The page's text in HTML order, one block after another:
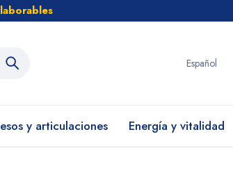
Español
y articulaciones Energía y vitalidad